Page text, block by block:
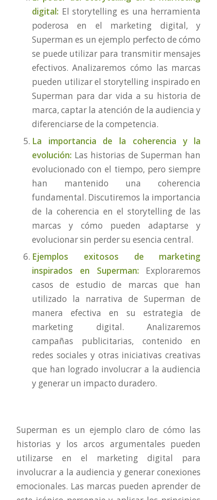
digital: El storytelling es una herramienta
poderosa en el marketing digital, y
Superman es un ejemplo perfecto de cómo
se puede utilizar para transmitir mensajes
efectivos. Analizaremos cómo las marcas
pueden utilizar el storytelling inspirado en
Superman para dar vida a su historia de
marca, captar la atención de la audiencia y
diferenciarse de la competencia.
La importancia de la coherencia y la
evolución: Las historias de Superman han
evolucionado con el tiempo, pero siempre
han mantenido una coherencia
fundamental. Discutiremos la importancia
de la coherencia en el storytelling de las
marcas y cómo pueden adaptarse y
evolucionar sin perder su esencia central.
Ejemplos exitosos de marketing
inspirados en Superman: Exploraremos
casos de estudio de marcas que han
utilizado la narrativa de Superman de
manera efectiva en su estrategia de
marketing digital. Analizaremos
campañas publicitarias, contenido en
redes sociales y otras iniciativas creativas
que han logrado involucrar a la audiencia
y generar un impacto duradero.
Superman es un ejemplo claro de cómo las
historias y los arcos argumentales pueden
utilizarse en el marketing digital para
involucrar a la audiencia y generar conexiones
emocionales. Las marcas pueden aprender de